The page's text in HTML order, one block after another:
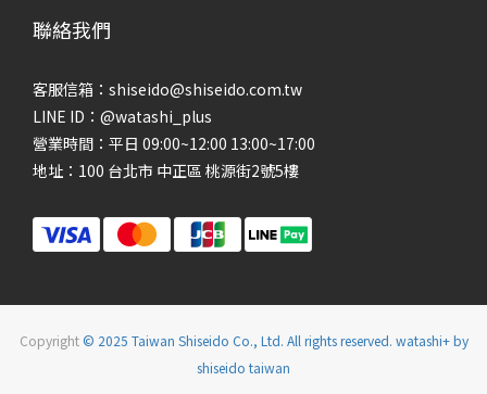
聯絡我們
客服信箱：shiseido@shiseido.com.tw
LINE ID：@watashi_plus
營業時間：平日 09:00~12:00 13:00~17:00
地址：100 台北市 中正區 桃源街2號5樓
Copyright © 2025 Taiwan Shiseido Co., Ltd. All rights reserved. watashi+ by
shiseido taiwan